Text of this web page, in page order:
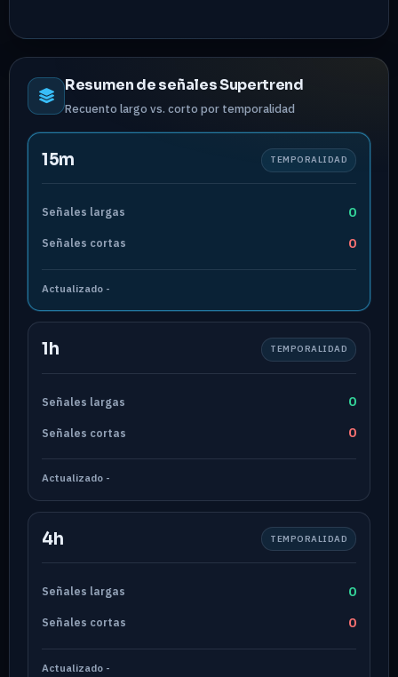
Resumen de señales Supertrend
Recuento largo vs. corto por temporalidad
15m TEMPORALIDAD
Señales largas 0
Señales cortas 0
Actualizado -
1h TEMPORALIDAD
Señales largas 0
Señales cortas 0
Actualizado -
4h TEMPORALIDAD
Señales largas 0
Señales cortas 0
Actualizado -